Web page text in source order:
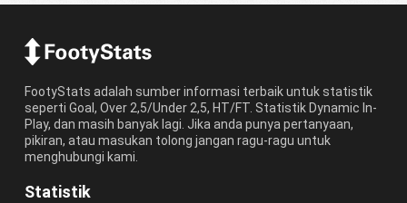
FootyStats adalah sumber informasi terbaik untuk statistik
seperti Goal, Over 2,5/Under 2,5, HT/FT. Statistik Dynamic In-
Play, dan masih banyak lagi. Jika anda punya pertanyaan,
pikiran, atau masukan tolong jangan ragu-ragu untuk
menghubungi kami.
Statistik